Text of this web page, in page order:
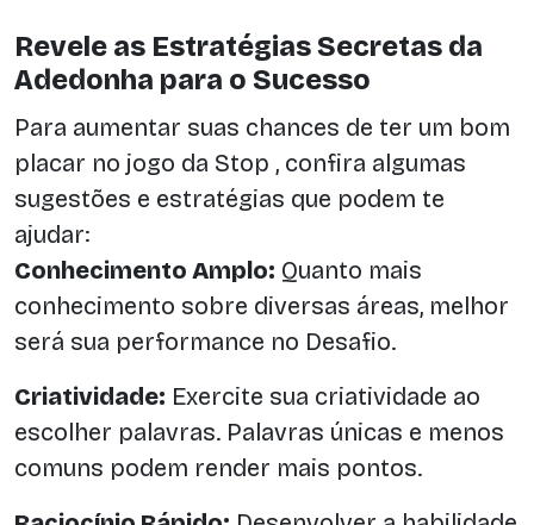
Revele as Estratégias Secretas da
Adedonha para o Sucesso
Para aumentar suas chances de ter um bom
placar no jogo da Stop , confira algumas
sugestões e estratégias que podem te
ajudar:
Conhecimento Amplo: Quanto mais
conhecimento sobre diversas áreas, melhor
será sua performance no Desafio.
Criatividade: Exercite sua criatividade ao
escolher palavras. Palavras únicas e menos
comuns podem render mais pontos.